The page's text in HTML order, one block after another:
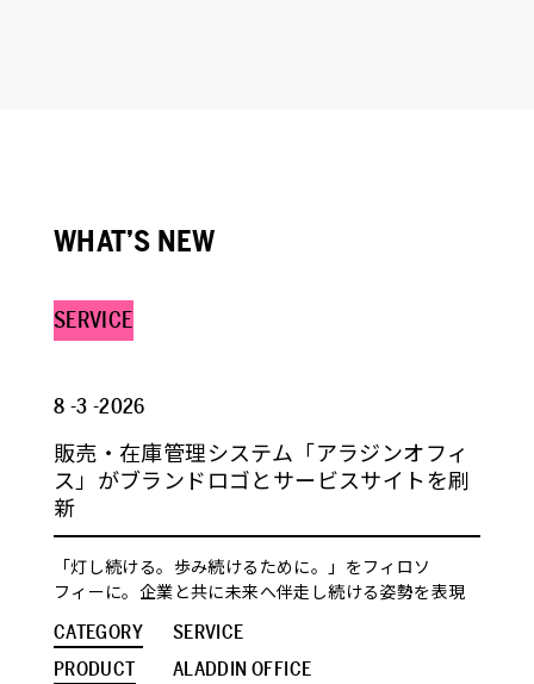
WHAT’S NEW
SERVICE
8 -3 -2026
販売・在庫管理システム「アラジンオフィ
ス」がブランドロゴとサービスサイトを刷
新
「灯し続ける。歩み続けるために。」をフィロソ
フィーに。企業と共に未来へ伴走し続ける姿勢を表現
CATEGORY
SERVICE
PRODUCT
ALADDIN OFFICE